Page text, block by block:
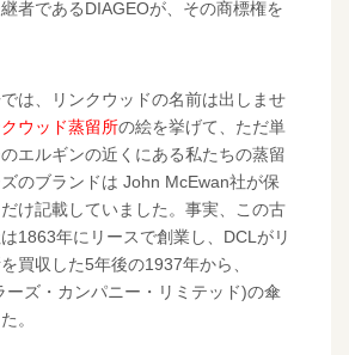
者であるDIAGEOが、その商標権を
は、リンクウッドの名前は出しませ
クウッド蒸留所の絵を挙げて、ただ単
エルギンの近くにある私たちの蒸留
のブランドは John McEwan社が保
け記載していました。事実、この古
1863年にリースで創業し、DCLがリ
買収した5年後の1937年から、
ーズ・カンパニー・リミテッド)の傘
。